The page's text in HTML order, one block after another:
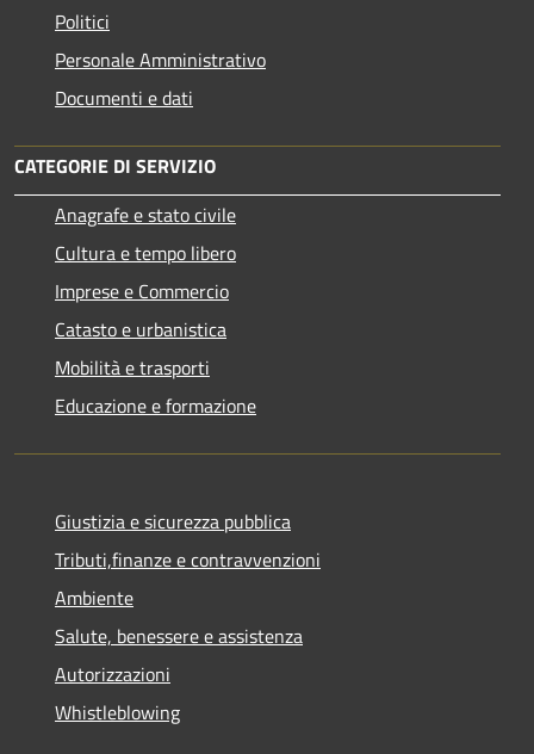
Politici
Personale Amministrativo
Documenti e dati
CATEGORIE DI SERVIZIO
Anagrafe e stato civile
Cultura e tempo libero
Imprese e Commercio
Catasto e urbanistica
Mobilità e trasporti
Educazione e formazione
Giustizia e sicurezza pubblica
Tributi,finanze e contravvenzioni
Ambiente
Salute, benessere e assistenza
Autorizzazioni
Whistleblowing